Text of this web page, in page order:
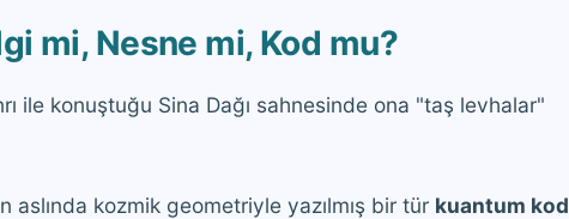
mi, Nesne mi, Kod mu?
ile konuştuğu Sina Dağı sahnesinde ona "taş levhalar"
aslında kozmik geometriyle yazılmış bir tür kuantum kod